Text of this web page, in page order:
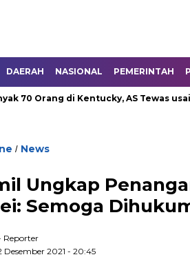
DAERAH NASIONAL PEMERINTAH
Orang di Kentucky, AS Tewas usai
/ News
Ungkap
Semoga
Reporter
Desember 2021 - 20:45